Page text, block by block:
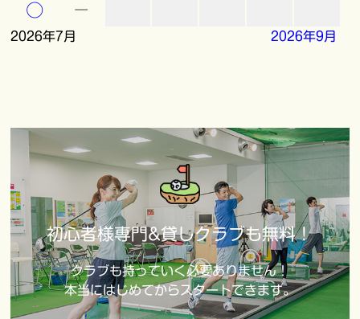
○ －
2026年7月 2026年9月
初心者様専門&貸しクラブも無料！
クラブも持っていく必要ありません！
本当にはじめてからスタートできます。